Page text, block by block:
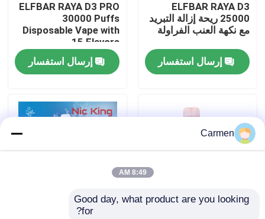
جولة في المعمل
ضبط الجودة
طلب اقتباس
ELFBAR RAYA D3
25000 ريحة إزالة التبريد
مع نكهة العنب الفراولة
إرسال استفسار
ELFBAR RAYA D3 PRO
30000 Puffs
Disposable Vape with
15 Flavors
إرسال استفسار
إلفبار نيكينغ نيكوتين
Carmen
8:49 AM
Good day, what product are you looking
for?